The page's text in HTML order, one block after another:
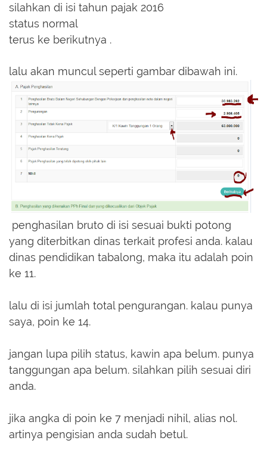
silahkan di isi tahun pajak 2016
status normal
terus ke berikutnya .
lalu akan muncul seperti gambar dibawah ini.
penghasilan bruto di isi sesuai bukti potong
yang diterbitkan dinas terkait profesi anda. kalau
dinas pendidikan tabalong, maka itu adalah poin
ke 11.
lalu di isi jumlah total pengurangan. kalau punya
saya, poin ke 14.
jangan lupa pilih status, kawin apa belum. punya
tanggungan apa belum. silahkan pilih sesuai diri
anda.
jika angka di poin ke 7 menjadi nihil, alias nol.
artinya pengisian anda sudah betul.